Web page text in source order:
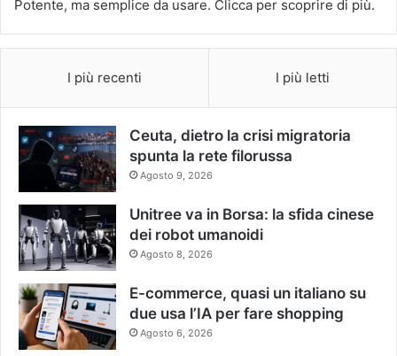
I più recenti I più letti
Ceuta, dietro la crisi migratoria
spunta la rete filorussa
Agosto 9, 2026
Unitree va in Borsa: la sfida cinese
dei robot umanoidi
Agosto 8, 2026
E-commerce, quasi un italiano su
due usa l’IA per fare shopping
Agosto 6, 2026